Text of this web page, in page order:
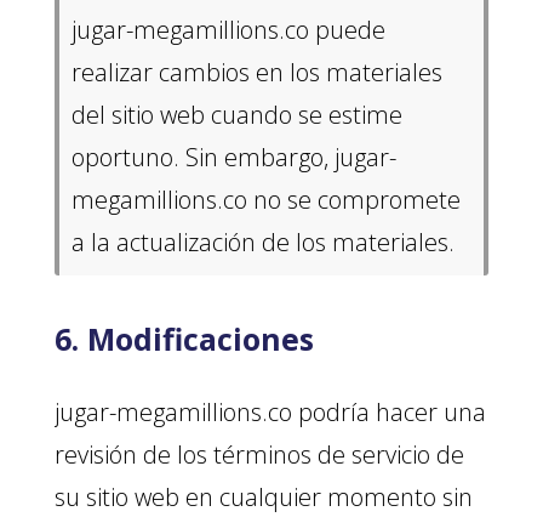
jugar-megamillions.co puede
realizar cambios en los materiales
del sitio web cuando se estime
oportuno. Sin embargo, jugar-
megamillions.co no se compromete
a la actualización de los materiales.
6. Modificaciones
jugar-megamillions.co podría hacer una
revisión de los términos de servicio de
su sitio web en cualquier momento sin